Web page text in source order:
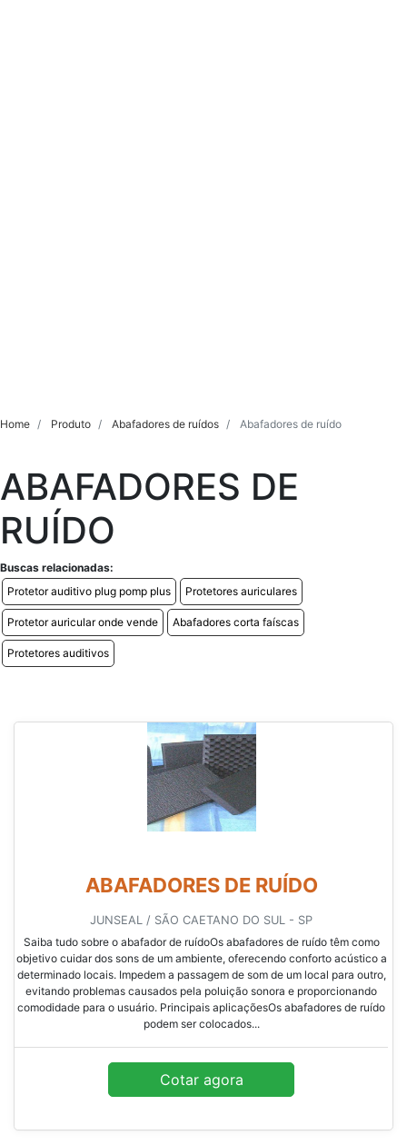
Home Produto Abafadores de ruídos Abafadores de ruído
ABAFADORES DE
RUÍDO
Buscas relacionadas:
Protetor auditivo plug pomp plus
Protetores auriculares
Protetor auricular onde vende Abafadores corta faíscas
Protetores auditivos
ABAFADORES DE RUÍDO
JUNSEAL / SÃO CAETANO DO SUL - SP
Saiba tudo sobre o abafador de ruídoOs abafadores de ruído têm como
objetivo cuidar dos sons de um ambiente, oferecendo conforto acústico a
determinado locais. Impedem a passagem de som de um local para outro,
evitando problemas causados pela poluição sonora e proporcionando
comodidade para o usuário. Principais aplicaçõesOs abafadores de ruído
podem ser colocados...
Cotar agora